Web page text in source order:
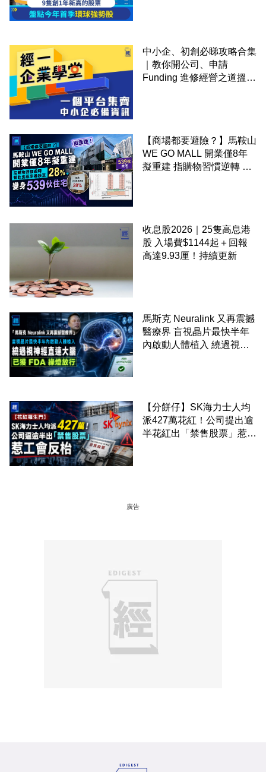
中小企、初創必睇攻略合集
｜教你開公司、申請
Funding 進修經營之道搵大
【商場都要避險？】馬鞍山
WE GO MALL 開業僅8年
擬重建 指購物習慣逆轉 餐
收息股2026｜25隻高息港
股 入場費$1144起＋回報
高達9.93厘！持續更新
馬斯克 Neuralink 又再震撼
醫療界 盲視晶片最快半年
內啟動人體植入 繞過視神
【分餅仔】SK海力士人均
派427萬花紅！公司提出逾
半花紅出「禁售股票」惹工
廣告